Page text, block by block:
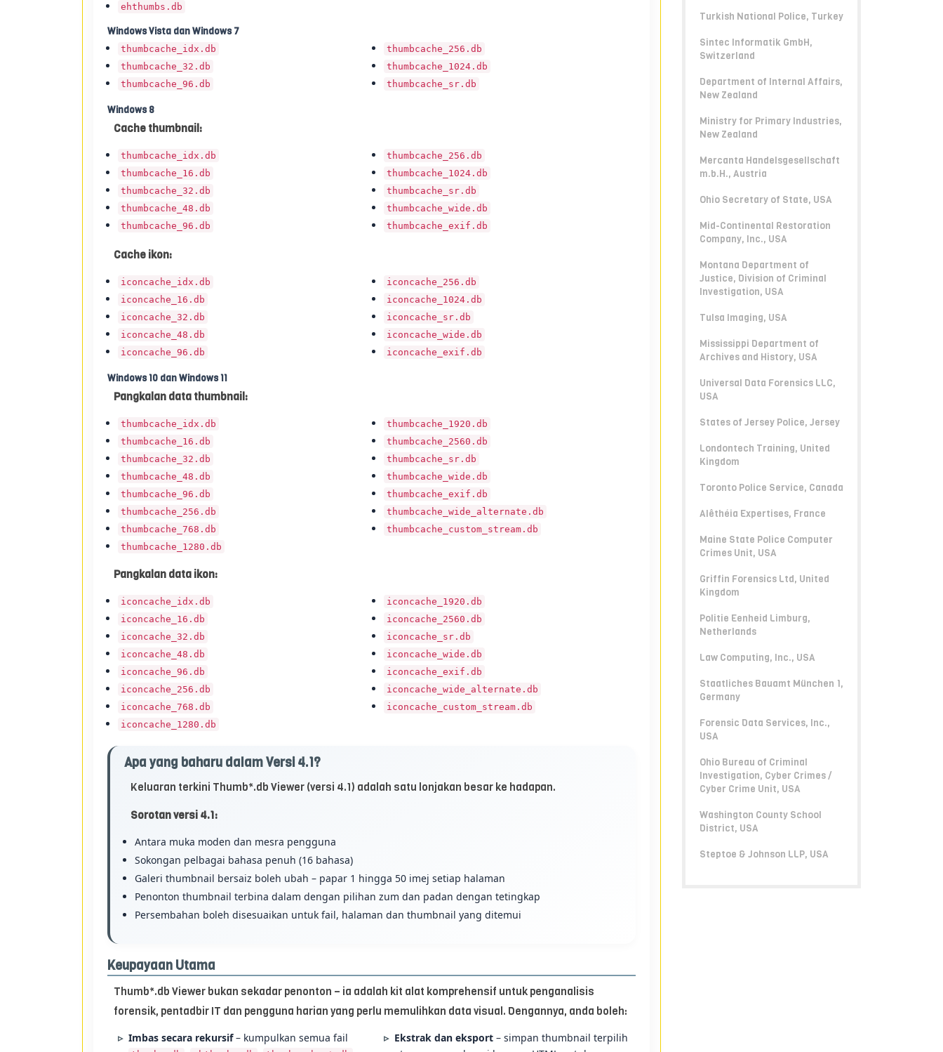
ehthumbs.db
Windows Vista dan Windows 7
thumbcache_idx.db
thumbcache_32.db
thumbcache_96.db
thumbcache_256.db
thumbcache_1024.db
thumbcache_sr.db
Windows 8
Cache thumbnail:
thumbcache_idx.db
thumbcache_16.db
thumbcache_32.db
thumbcache_48.db
thumbcache_96.db
thumbcache_256.db
thumbcache_1024.db
thumbcache_sr.db
thumbcache_wide.db
thumbcache_exif.db
Cache ikon:
iconcache_idx.db
iconcache_16.db
iconcache_32.db
iconcache_48.db
iconcache_96.db
iconcache_256.db
iconcache_1024.db
iconcache_sr.db
iconcache_wide.db
iconcache_exif.db
Windows 10 dan Windows 11
Pangkalan data thumbnail:
thumbcache_idx.db
thumbcache_16.db
thumbcache_32.db
thumbcache_48.db
thumbcache_96.db
thumbcache_256.db
thumbcache_768.db
thumbcache_1280.db
thumbcache_1920.db
thumbcache_2560.db
thumbcache_sr.db
thumbcache_wide.db
thumbcache_exif.db
thumbcache_wide_alternate.db
thumbcache_custom_stream.db
Pangkalan data ikon:
iconcache_idx.db
iconcache_16.db
iconcache_32.db
iconcache_48.db
iconcache_96.db
iconcache_256.db
iconcache_768.db
iconcache_1280.db
iconcache_1920.db
iconcache_2560.db
iconcache_sr.db
iconcache_wide.db
iconcache_exif.db
iconcache_wide_alternate.db
iconcache_custom_stream.db
Apa yang baharu dalam Versi 4.1?
Keluaran terkini Thumb*.db Viewer (versi 4.1) adalah satu lonjakan besar ke hadapan.
Sorotan versi 4.1:
Antara muka moden dan mesra pengguna
Sokongan pelbagai bahasa penuh (16 bahasa)
Galeri thumbnail bersaiz boleh ubah – papar 1 hingga 50 imej setiap halaman
Penonton thumbnail terbina dalam dengan pilihan zum dan padan dengan tetingkap
Persembahan boleh disesuaikan untuk fail, halaman dan thumbnail yang ditemui
Keupayaan Utama
Thumb*.db Viewer bukan sekadar penonton – ia adalah kit alat komprehensif untuk penganalisis
forensik, pentadbir IT dan pengguna harian yang perlu memulihkan data visual. Dengannya, anda boleh:
Imbas secara rekursif– kumpulkan semua fail Ekstrak dan eksport – simpan thumbnail terpilih
Turkish National Police, Turkey
Sintec Informatik GmbH,
Switzerland
Department of Internal Affairs,
New Zealand
Ministry for Primary Industries,
New Zealand
Mercanta Handelsgesellschaft
m.b.H., Austria
Ohio Secretary of State, USA
Mid-Continental Restoration
Company, Inc., USA
Montana Department of
Justice, Division of Criminal
Investigation, USA
Tulsa Imaging, USA
Mississippi Department of
Archives and History, USA
Universal Data Forensics LLC,
USA
States of Jersey Police, Jersey
Londontech Training, United
Kingdom
Toronto Police Service, Canada
Alêthéia Expertises, France
Maine State Police Computer
Crimes Unit, USA
Griffin Forensics Ltd, United
Kingdom
Politie Eenheid Limburg,
Netherlands
Law Computing, Inc., USA
Staatliches Bauamt München 1,
Germany
Forensic Data Services, Inc.,
USA
Ohio Bureau of Criminal
Investigation, Cyber Crimes /
Cyber Crime Unit, USA
Washington County School
District, USA
Steptoe & Johnson LLP, USA